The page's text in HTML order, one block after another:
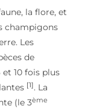
la flore, et
champigons
Les
de
10 fois plus
[1]. La
(le 3ème